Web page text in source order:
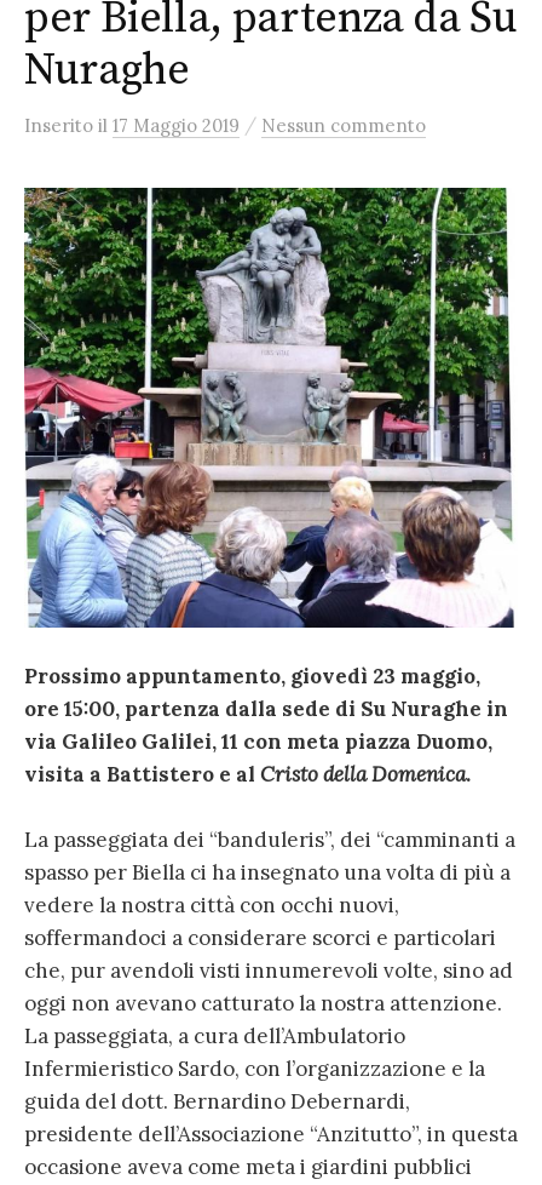
per Biella, partenza da Su
Nuraghe
Inserito il 17 Maggio 2019 / Nessun commento
Prossimo appuntamento, giovedì 23 maggio,
ore 15:00, partenza dalla sede di Su Nuraghe in
via Galileo Galilei, 11 con meta piazza Duomo,
visita a Battistero e al Cristo della Domenica.
La passeggiata dei “banduleris”, dei “camminanti a
spasso per Biella ci ha insegnato una volta di più a
vedere la nostra città con occhi nuovi,
soffermandoci a considerare scorci e particolari
che, pur avendoli visti innumerevoli volte, sino ad
oggi non avevano catturato la nostra attenzione.
La passeggiata, a cura dell’Ambulatorio
Infermieristico Sardo, con l’organizzazione e la
guida del dott. Bernardino Debernardi,
presidente dell’Associazione “Anzitutto”, in questa
occasione aveva come meta i giardini pubblici